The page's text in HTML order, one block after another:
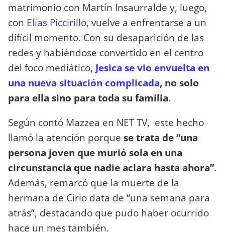
matrimonio con Martín Insaurralde y, luego,
con Elías Piccirillo, vuelve a enfrentarse a un
difícil momento. Con su desaparición de las
redes y habiéndose convertido en el centro
del foco mediático, Jesica se vio envuelta en
una nueva situación complicada, no solo
para ella sino para toda su familia.
Según contó Mazzea en NET TV, este hecho
llamó la atención porque se trata de “una
persona joven que murió sola en una
circunstancia que nadie aclara hasta ahora”.
Además, remarcó que la muerte de la
hermana de Cirio data de “una semana para
atrás”, destacando que pudo haber ocurrido
hace un mes también.